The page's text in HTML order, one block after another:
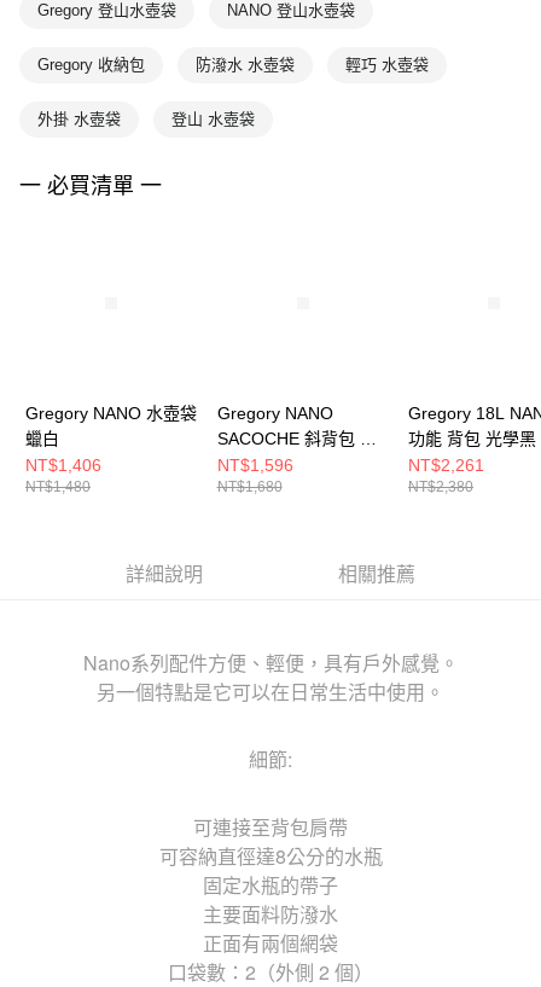
Gregory 登山水壺袋 NANO 登山水壺袋
Gregory 收納包 防潑水 水壺袋 輕巧 水壺袋
外掛 水壺袋 登山 水壺袋
一 必買清單 一
Gregory NANO 水壺袋
蠟白
NT$1,406
NT$1,480
Gregory NANO
SACOCHE 斜背包 光
學黑
NT$1,596
NT$1,680
Gregory 18L
功能 背包 光學黑
NT$2,261
NT$2,380
詳細說明 相關推薦
Nano系列配件方便、輕便，具有戶外感覺。
另一個特點是它可以在日常生活中使用。
細節:
可連接至背包肩帶
可容納直徑達8公分的水瓶
固定水瓶的帶子
主要面料防潑水
正面有兩個網袋
口袋數：2（外側 2 個）